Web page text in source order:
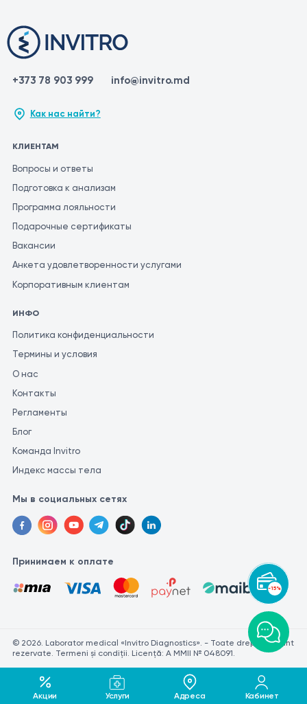
-15%
+373 78 903 999 info@invitro.md
Как нас найти?
КЛИЕНТАМ
Вопросы и ответы
Подготовка к анализам
Программа лояльности
Подарочные сертификаты
Вакансии
Анкета удовлетворенности услугами
Корпоративным клиентам
ИНФО
Политика конфиденциальности
Термины и условия
О нас
Контакты
Регламенты
Блог
Команда Invitro
Индекс массы тела
Мы в социальных сетях
Принимаем к оплате
© 2026. Laborator medical «Invitro Diagnostics». - Toate drepturile sunt
rezervate. Termeni și condiții. Licență: A MMII № 048091.
Акции Услуги Адреса Кабинет